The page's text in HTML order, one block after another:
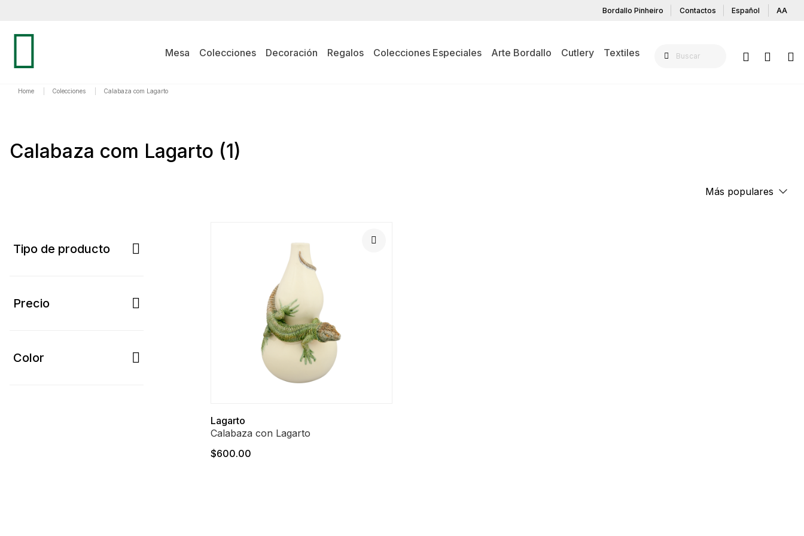
Bordallo Pinheiro Contactos Español AA
Mesa Colecciones Decoración Regalos Colecciones Especiales Arte Bordallo Cutlery Textiles
Home Colecciones Calabaza com Lagarto
Calabaza com Lagarto (1)
Tipo de producto
Precio
Color
Lagarto
Calabaza con Lagarto
$600.00